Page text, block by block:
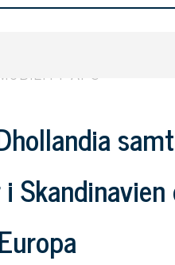
APS
Europa